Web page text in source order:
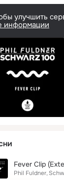
улучшить
информации
Fever Clip
Phil Fuldner